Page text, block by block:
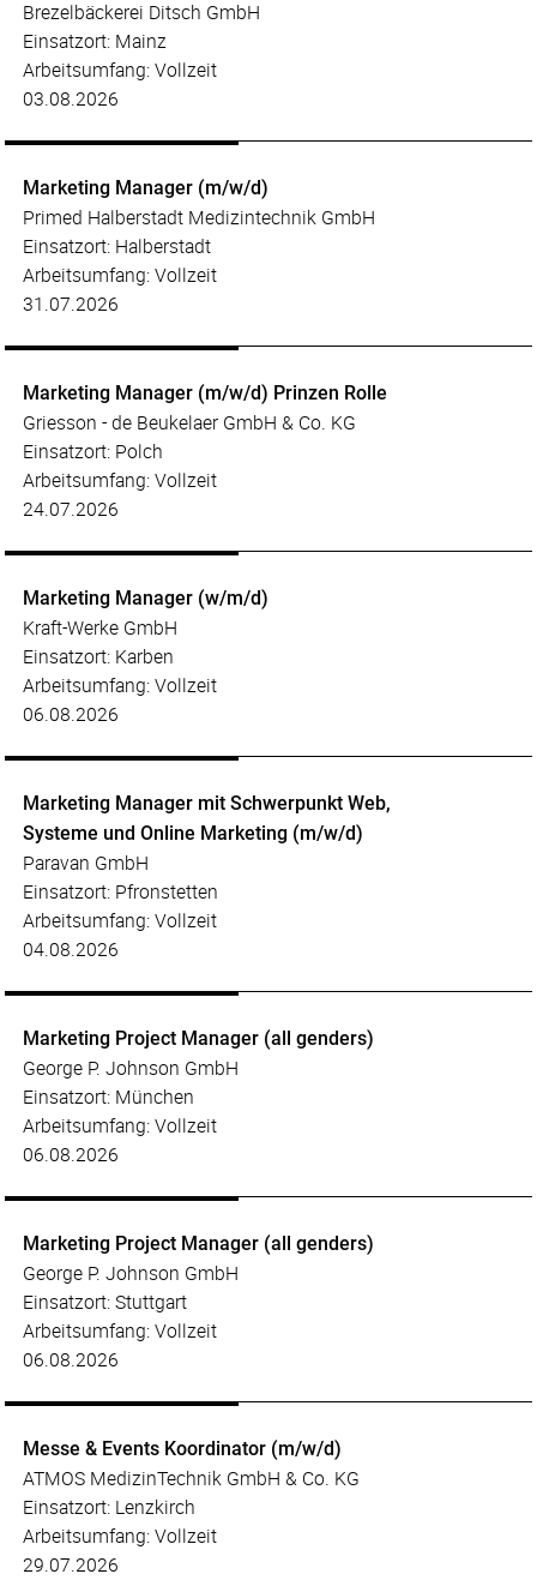
Brezelbäckerei Ditsch GmbH
Einsatzort: Mainz
Arbeitsumfang: Vollzeit
03.08.2026
Marketing Manager (m/w/d)
Primed Halberstadt Medizintechnik GmbH
Einsatzort: Halberstadt
Arbeitsumfang: Vollzeit
31.07.2026
Marketing Manager (m/w/d) Prinzen Rolle
Griesson - de Beukelaer GmbH & Co. KG
Einsatzort: Polch
Arbeitsumfang: Vollzeit
24.07.2026
Marketing Manager (w/m/d)
Kraft-Werke GmbH
Einsatzort: Karben
Arbeitsumfang: Vollzeit
06.08.2026
Marketing Manager mit Schwerpunkt Web,
Systeme und Online Marketing (m/w/d)
Paravan GmbH
Einsatzort: Pfronstetten
Arbeitsumfang: Vollzeit
04.08.2026
Marketing Project Manager (all genders)
George P. Johnson GmbH
Einsatzort: München
Arbeitsumfang: Vollzeit
06.08.2026
Marketing Project Manager (all genders)
George P. Johnson GmbH
Einsatzort: Stuttgart
Arbeitsumfang: Vollzeit
06.08.2026
Messe & Events Koordinator (m/w/d)
ATMOS MedizinTechnik GmbH & Co. KG
Einsatzort: Lenzkirch
Arbeitsumfang: Vollzeit
29.07.2026